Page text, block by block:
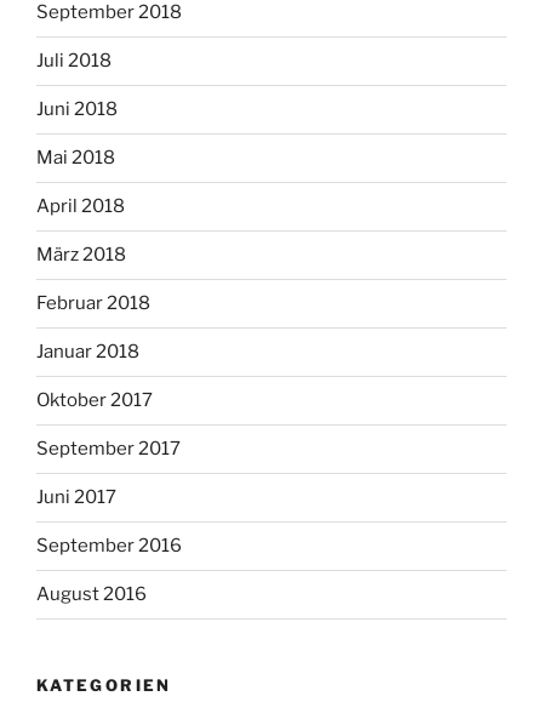
September 2018
Juli 2018
Juni 2018
Mai 2018
April 2018
März 2018
Februar 2018
Januar 2018
Oktober 2017
September 2017
Juni 2017
September 2016
August 2016
KATEGORIEN